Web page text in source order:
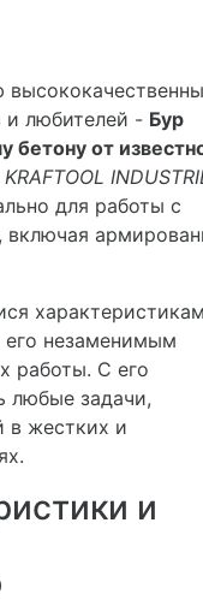
и любителей - Бур
бетону от
KRAFTOOL
для работы с
незаменимым
работы. С его
задачи,
в жестких и
и